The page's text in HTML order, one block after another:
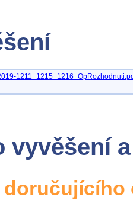
vyvěšení
doručujícího